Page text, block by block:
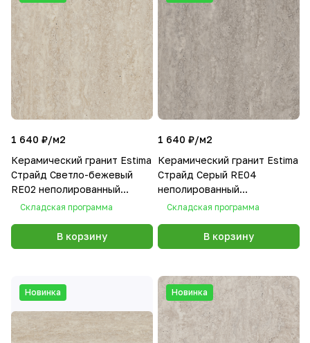
1 640 ₽/м2
Керамический гранит Estima
Страйд Светло-бежевый
RE02 неполированный
40.5x40.5x8
Складская программа
В корзину
1 640 ₽/м2
Керамический гранит Estima
Страйд Серый RE04
неполированный
40.5x40.5x8
Складская программа
В корзину
Новинка Новинка